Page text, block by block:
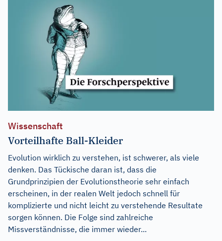
Wissenschaft
Vorteilhafte Ball-Kleider
Evolution wirklich zu verstehen, ist schwerer, als viele
denken. Das Tückische daran ist, dass die
Grundprinzipien der Evolutionstheorie sehr einfach
erscheinen, in der realen Welt jedoch schnell für
komplizierte und nicht leicht zu verstehende Resultate
sorgen können. Die Folge sind zahlreiche
Missverständnisse, die immer wieder...